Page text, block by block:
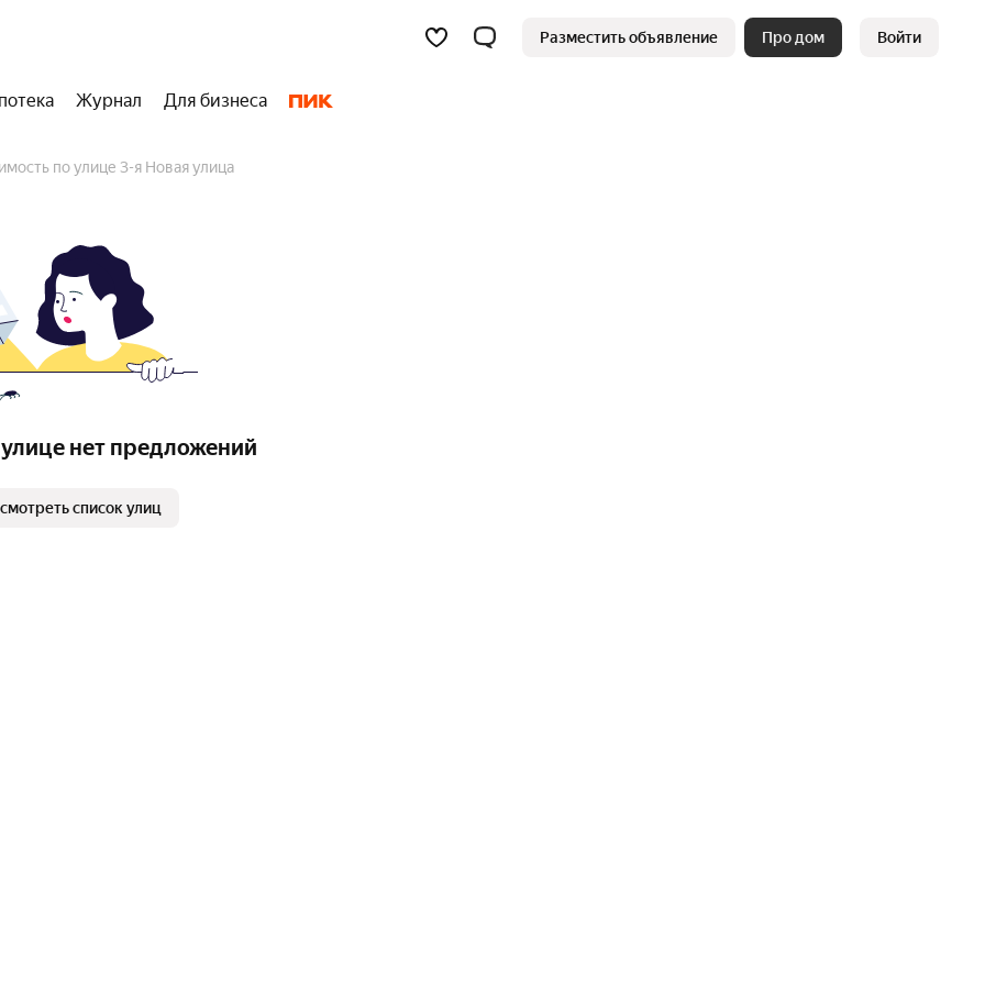
Разместить объявление Про дом Войти
Журнал Для бизнеса
по улице 3-я Новая улица
нет предложений
список улиц